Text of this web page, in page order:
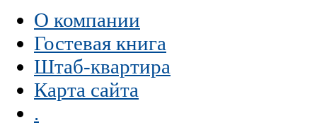
О компании
Гостевая книга
Штаб-квартира
Карта сайта
.